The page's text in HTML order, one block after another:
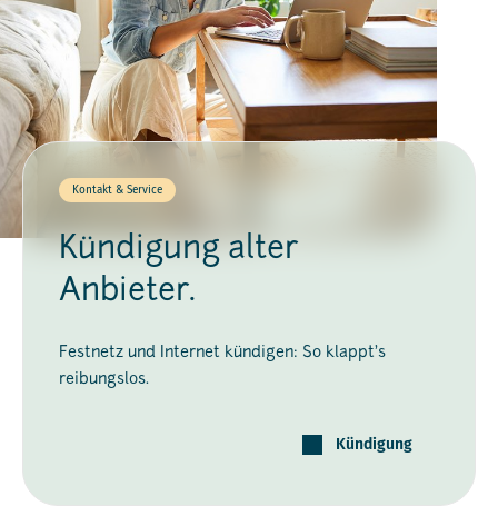
Kontakt & Service
Kündigung alter
Anbieter.
Festnetz und Internet kündigen: So klappt's
reibungslos.
Kündigung